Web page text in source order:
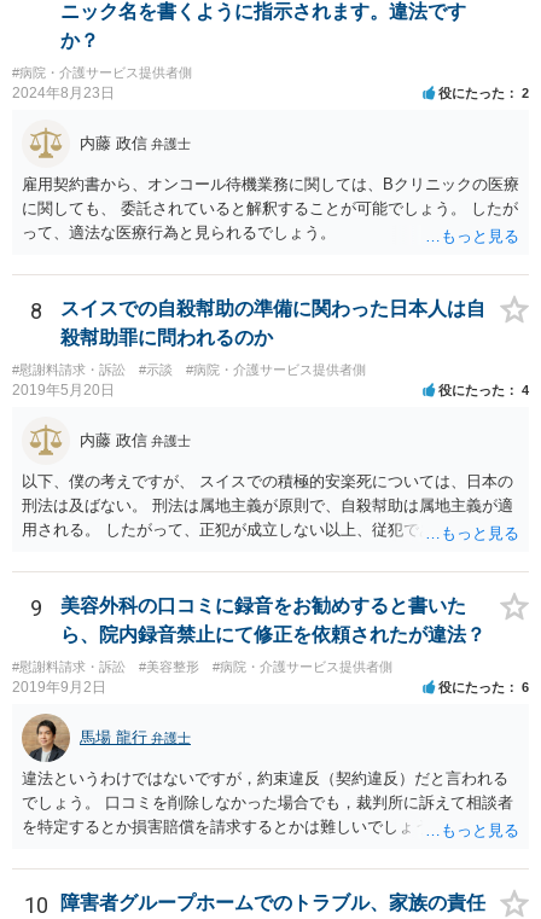
ニック名を書くように指示されます。違法です
か？
#病院・介護サービス提供者側
2024年8月23日 役にたった 2
内藤 政信 弁護士
雇用契約書から、オンコール待機業務に関しては、Bクリニックの医療
に関しても、 委託されていると解釈することが可能でしょう。 したが
って、適法な医療行為と見られるでしょう。
8
スイスでの自殺幇助の準備に関わった日本人は自
殺幇助罪に問われるのか
#慰謝料請求・訴訟 #示談 #病院・介護サービス提供者側
2019年5月20日 役にたった 4
内藤 政信 弁護士
以下、僕の考えですが、 スイスでの積極的安楽死については、日本の
刑法は及ばない。 刑法は属地主義が原則で、自殺幇助は属地主義が適
用される。 したがって、正犯が成立しない以上、従犯である幇助は成
ることはないでしょう。 ほかに日本で成立するような犯罪はないでし
ょう。 遺灰についてはわかりません。おそらく薬物の検査はあるかも
し れませんが、禁製品にはあたらないでしょう。
9
美容外科の口コミに録音をお勧めすると書いた
ら、院内録音禁止にて修正を依頼されたが違法？
#慰謝料請求・訴訟 #美容整形 #病院・介護サービス提供者側
2019年9月2日 役にたった 6
馬場 龍行 弁護士
違法というわけではないですが，約束違反（契約違反）だと言われる
でしょう。 口コミを削除しなかった場合でも，裁判所に訴えて相談者
を特定するとか損害賠償を請求するとかは難しいでしょう。
10
障害者グループホームでのトラブル、家族の責任